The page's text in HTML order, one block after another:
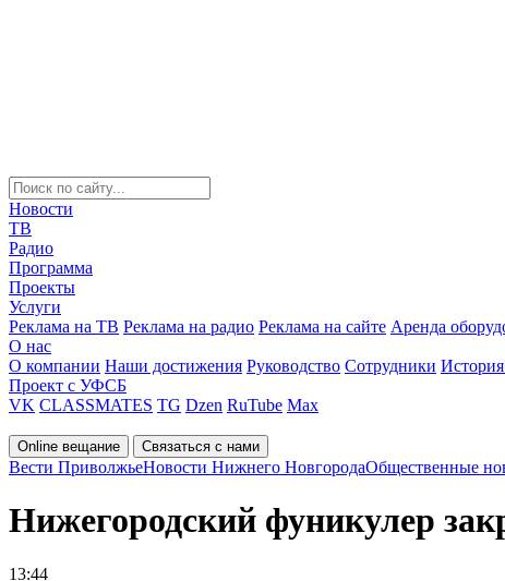
Новости
ТВ
Радио
Программа
Проекты
Услуги
Реклама на ТВ Реклама на радио Реклама на сайте Аренда
О нас
О компании Наши достижения Руководство Сотрудники
Проект с УФСБ
VK CLASSMATES TG Dzen RuTube Max
Online вещание Связаться с нами
Вести ПриволжьеНовости Нижнего НовгородаОбщественные
Нижегородский фуникулер
13:44